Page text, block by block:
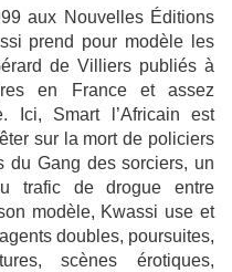
aux Nouvelles Éditions
prend pour modèle les
de Villiers publiés à
en France et assez
Ici, Smart l’Africain est
sur la mort de policiers
du Gang des sorciers, un
trafic de drogue entre
modèle, Kwassi use et
doubles, poursuites,
scènes érotiques,